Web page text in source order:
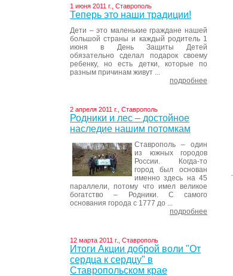
1 июня 2011 г., Ставрополь
Теперь это наши традиции!
Дети – это маленькие граждане нашей
большой страны и каждый родитель 1
июня в День Защиты Детей
обязательно сделал подарок своему
ребенку, но есть детки, которые по
разным причинам живут ...
подробнее
2 апреля 2011 г., Ставрополь
Родники и лес – достойное
наследие нашим потомкам
Ставрополь – один
из южных городов
России. Когда-то
город был основан
именно здесь на 45
параллели, потому что имел великое
богатство – Родники. С самого
основания города с 1777 до ...
подробнее
12 марта 2011 г., Ставрополь
Итоги Акции доброй воли "От
сердца к сердцу" в
Ставропольском крае